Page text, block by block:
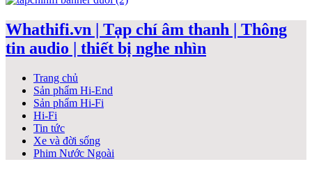
Whathifi.vn | Tạp chí âm thanh | Thông
tin audio | thiết bị nghe nhìn
Trang chủ
Sản phẩm Hi-End
Sản phẩm Hi-Fi
Hi-Fi
Tin tức
Xe và đời sống
Phim Nước Ngoài